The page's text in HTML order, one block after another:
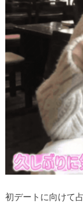
初デートに向けて